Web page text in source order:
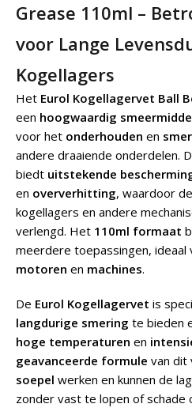
Grease 110ml –
voor Lange
Kogellagers
Het Eurol Kogellagervet Ball
een hoogwaardig
voor het onderhouden en
andere draaiende onderdelen.
biedt uitstekende
en oververhitting, waardoor
kogellagers en andere
verlengd. Het 110ml formaat
meerdere toepassingen, ideaal
motoren en machines.
De Eurol Kogellagervet is
langdurige smering te bieden
hoge temperaturen en
geavanceerde formule van dit
soepel werken en kunnen de
zonder vast te lopen of schade